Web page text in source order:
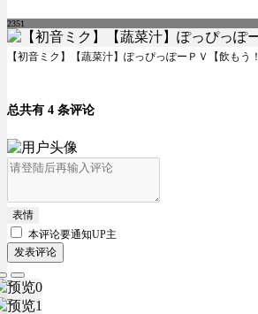
2351
【初音ミク】【蔬菜汁】ぽっぴっぽーＰＶ【飲もう！
总共有 4 条评论
表情
本评论要通知UP主
发表评论